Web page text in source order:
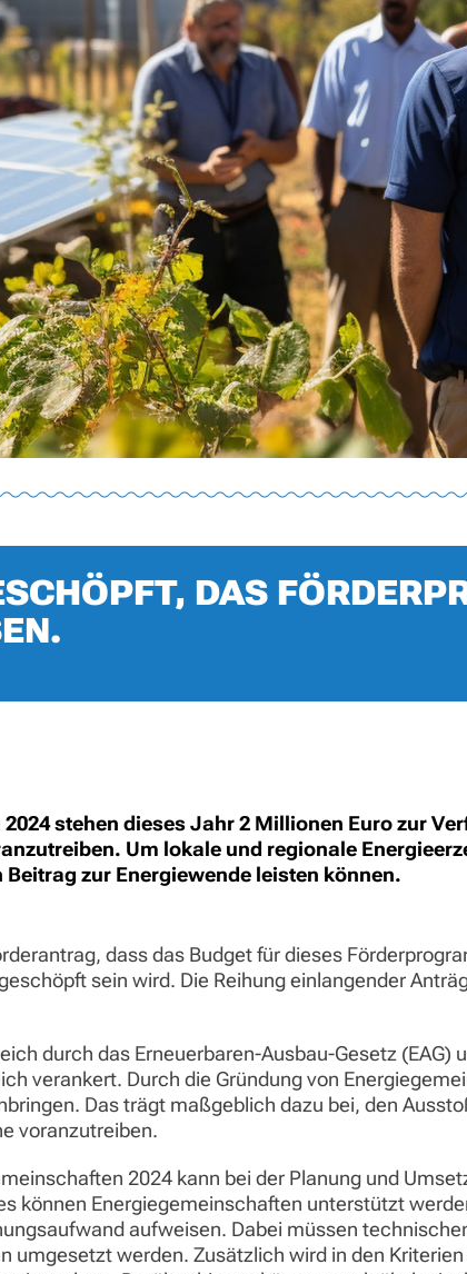
DAS
stehen dieses Jahr 2 Millionen Euro zur
Um lokale und regionale
zur Energiewende leisten können.
dass das Budget für dieses
sein wird. Die Reihung einlangender
durch das Erneuerbaren-Ausbau-Gesetz
verankert. Durch die Gründung von
Das trägt maßgeblich dazu bei, den
voranzutreiben.
2024 kann bei der Planung und
können Energiegemeinschaften unterstützt
aufweisen. Dabei müssen
umgesetzt werden. Zusätzlich wird in den